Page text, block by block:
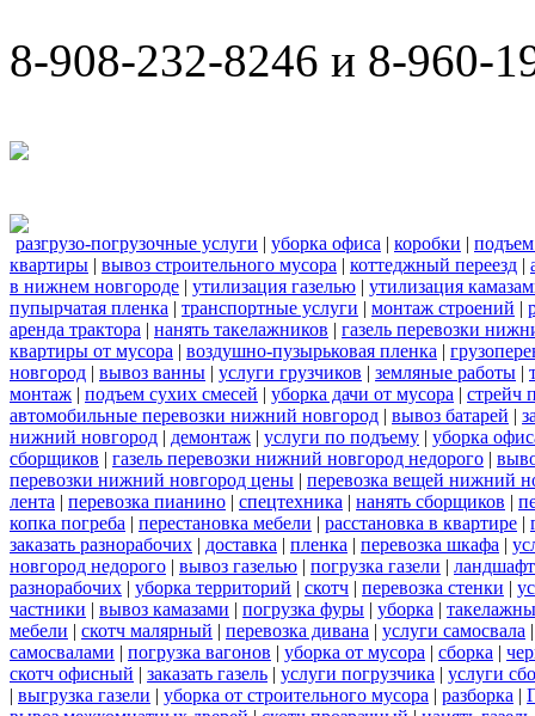
8-908-232-8246 и 8-960-
разгрузо-погрузочные услуги | уборка офиса | коробки |
квартиры | вывоз строительного мусора | коттеджный переезд |
в нижнем новгороде | утилизация газелью | утилизация
пупырчатая пленка | транспортные услуги | монтаж строений |
аренда трактора | нанять такелажников | газель перевозки
квартиры от мусора | воздушно-пузырьковая пленка |
новгород | вывоз ванны | услуги грузчиков | земляные работы |
монтаж | подъем сухих смесей | уборка дачи от мусора | стрейч
автомобильные перевозки нижний новгород | вывоз батарей |
нижний новгород | демонтаж | услуги по подъему | уборка
сборщиков | газель перевозки нижний новгород недорого |
перевозки нижний новгород цены | перевозка вещей нижний
лента | перевозка пианино | спецтехника | нанять сборщиков |
копка погреба | перестановка мебели | расстановка в квартире |
заказать разнорабочих | доставка | пленка | перевозка шкафа |
новгород недорого | вывоз газелью | погрузка газели |
разнорабочих | уборка территорий | скотч | перевозка стенки |
частники | вывоз камазами | погрузка фуры | уборка |
мебели | скотч малярный | перевозка дивана | услуги самосвала
самосвалами | погрузка вагонов | уборка от мусора | сборка |
скотч офисный | заказать газель | услуги погрузчика | услуги
| выгрузка газели | уборка от строительного мусора | разборка |